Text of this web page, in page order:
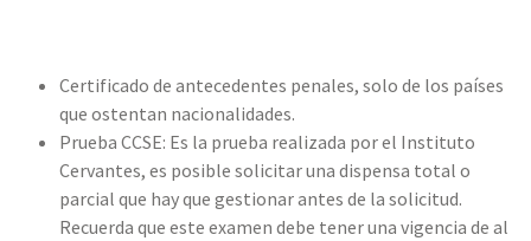
Certificado de antecedentes penales, solo de los países
que ostentan nacionalidades.
Prueba CCSE: Es la prueba realizada por el Instituto
Cervantes, es posible solicitar una dispensa total o
parcial que hay que gestionar antes de la solicitud.
Recuerda que este examen debe tener una vigencia de al